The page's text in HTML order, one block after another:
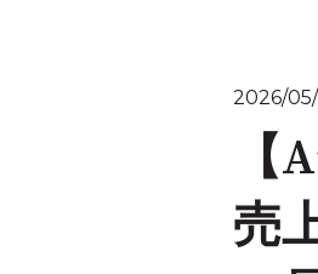
2026/
売